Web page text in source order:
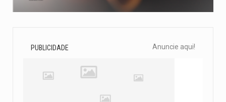
PUBLICIDADE Anuncie aqui!